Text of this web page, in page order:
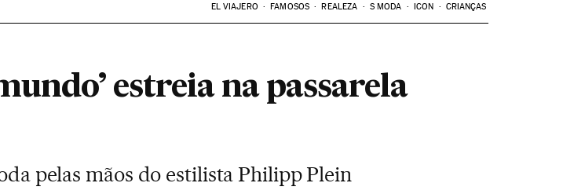
EL VIAJERO FAMOSOS REALEZA S MODA ICON CRIANÇAS
estreia na passarela
pelas mãos do estilista Philipp Plein